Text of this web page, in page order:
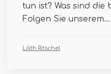
tun ist? Was sind die
Folgen Sie unserem...
Lilith Ritschel